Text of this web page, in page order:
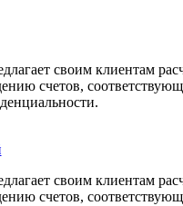
своим клиентам
счетов,
своим клиентам
счетов,